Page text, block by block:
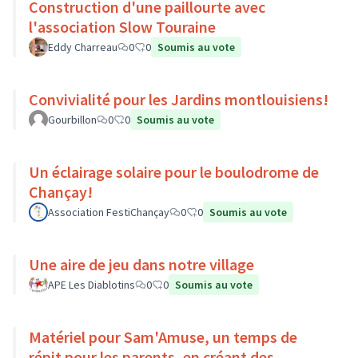
Construction d'une paillourte avec
l'association Slow Touraine
Eddy Charreau 0 0 Soumis au vote
Convivialité pour les Jardins montlouisiens!
Gourbillon 0 0 Soumis au vote
Un éclairage solaire pour le boulodrome de
Chançay!
Association FestiChançay 0 0 Soumis au vote
Une aire de jeu dans notre village
APE Les Diablotins 0 0 Soumis au vote
Matériel pour Sam'Amuse, un temps de